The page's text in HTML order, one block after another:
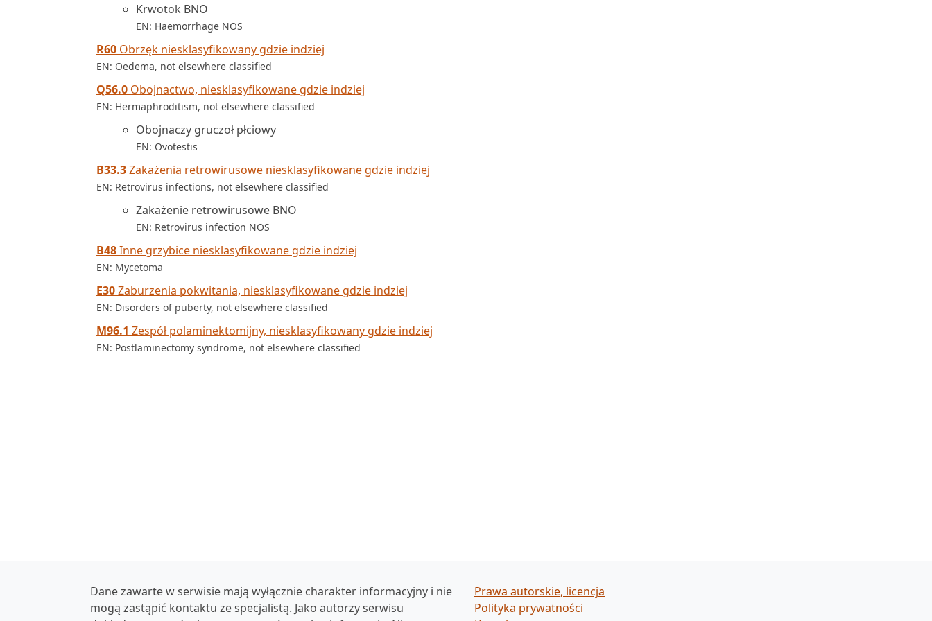
Krwotok BNO
EN: Haemorrhage NOS
R60 Obrzęk niesklasyfikowany gdzie indziej
EN: Oedema, not elsewhere classified
Q56.0 Obojnactwo, niesklasyfikowane gdzie indziej
EN: Hermaphroditism, not elsewhere classified
Obojnaczy gruczoł płciowy
EN: Ovotestis
B33.3Zakażenia retrowirusowe niesklasyfikowane gdzie indziej
EN: Retrovirus infections, not elsewhere classified
Zakażenie retrowirusowe BNO
EN: Retrovirus infection NOS
B48Inne grzybice niesklasyfikowane gdzie indziej
EN: Mycetoma
E30Zaburzenia pokwitania, niesklasyfikowane gdzie indziej
EN: Disorders of puberty, not elsewhere classified
M96.1 Zespół polaminektomijny, niesklasyfikowany gdzie indziej
EN: Postlaminectomy syndrome, not elsewhere classified
Dane zawarte w serwisie mają wyłącznie charakter informacyjny i nie
mogą zastąpić kontaktu ze specjalistą. Jako autorzy serwisu
Prawa autorskie, licencja
Polityka prywatności